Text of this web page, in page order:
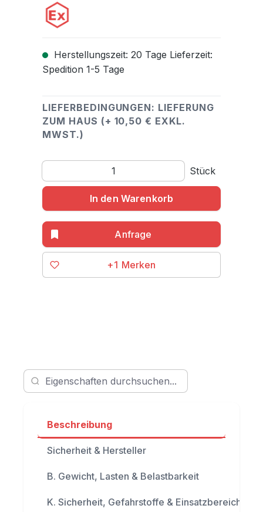
Herstellungszeit: 20 Tage Lieferzeit:
Spedition 1-5 Tage
LIEFERBEDINGUNGEN: LIEFERUNG
ZUM HAUS (+ 10,50 € EXKL.
MWST.)
Produkt Anzahl: Gib den gewünschten Wert ein
Stück
In den Warenkorb
+1
Beschreibung
Sicherheit & Hersteller
B. Gewicht, Lasten & Belastbarkeit
K. Sicherheit, Gefahrstoffe & Einsatzbereich